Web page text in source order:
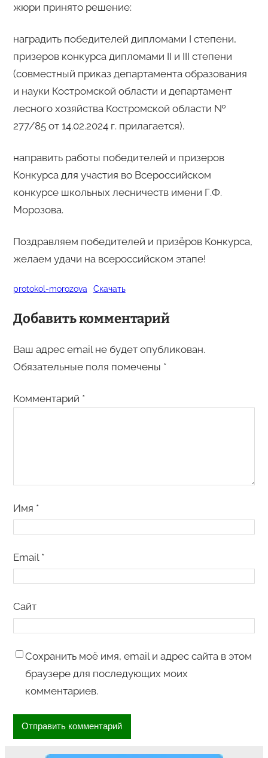
жюри принято решение:
наградить победителей дипломами I степени,
призеров конкурса дипломами II и III степени
(совместный приказ департамента образования
и науки Костромской области и департамент
лесного хозяйства Костромской области №
277/85 от 14.02.2024 г. прилагается).
направить работы победителей и призеров
Конкурса для участия во Всероссийском
конкурсе школьных лесничеств имени Г.Ф.
Морозова.
Поздравляем победителей и призёров Конкурса,
желаем удачи на всероссийском этапе!
protokol-morozova Скачать
Добавить комментарий
Ваш адрес email не будет опубликован.
Обязательные поля помечены *
Комментарий *
Имя *
Email *
Сайт
Сохранить моё имя, email и адрес сайта в этом
браузере для последующих моих
комментариев.